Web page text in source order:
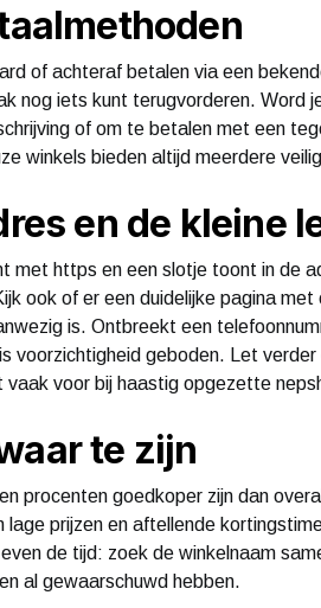
of achteraf betalen via een
nog iets kunt terugvorderen. Word
of om te betalen met een
winkels bieden altijd meerdere
en de kleine
met https en een slotje toont in de
ook of er een duidelijke pagina
is. Ontbreekt een
voorzichtigheid geboden. Let
voor bij haastig opgezette
te zijn
procenten goedkoper zijn dan
prijzen en aftellende
de tijd: zoek de winkelnaam
al gewaarschuwd hebben.